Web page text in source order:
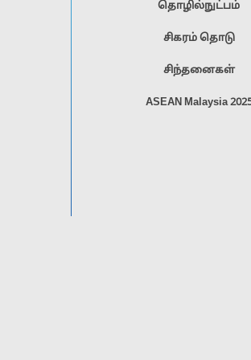
தொழில்நுட்பம்
சிகரம் தொடு
சிந்தனைகள்
ASEAN Malaysia